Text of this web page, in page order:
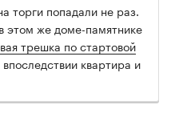
торги попадали не раз.
этом же доме-памятнике
трешка по стартовой
квартира и